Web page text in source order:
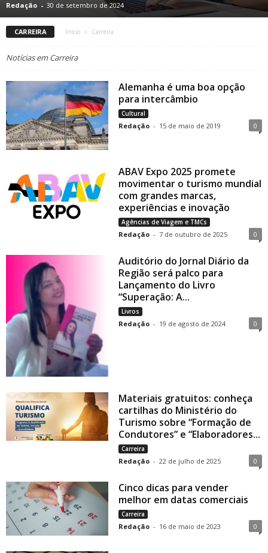
Redação - 30 de setembro de 2024
CARREIRA Início Carreira
Notícias em Carreira
Alemanha é uma boa opção
para intercâmbio
Cultural
Redação - 15 de maio de 2019 0
ABAV Expo 2025 promete
movimentar o turismo mundial
com grandes marcas,
experiências e inovação
Agências de Viagem e TMCs
Redação - 7 de outubro de 2025 0
Auditório do Jornal Diário da
Região será palco para
Lançamento do Livro
“Superação: A...
Livros
Redação - 19 de agosto de 2024 0
Materiais gratuitos: conheça
cartilhas do Ministério do
Turismo sobre “Formação de
Condutores” e “Elaboradores...
Carreira
Redação - 22 de julho de 2025 0
Cinco dicas para vender
melhor em datas comerciais
Carreira
Redação - 16 de maio de 2023 0